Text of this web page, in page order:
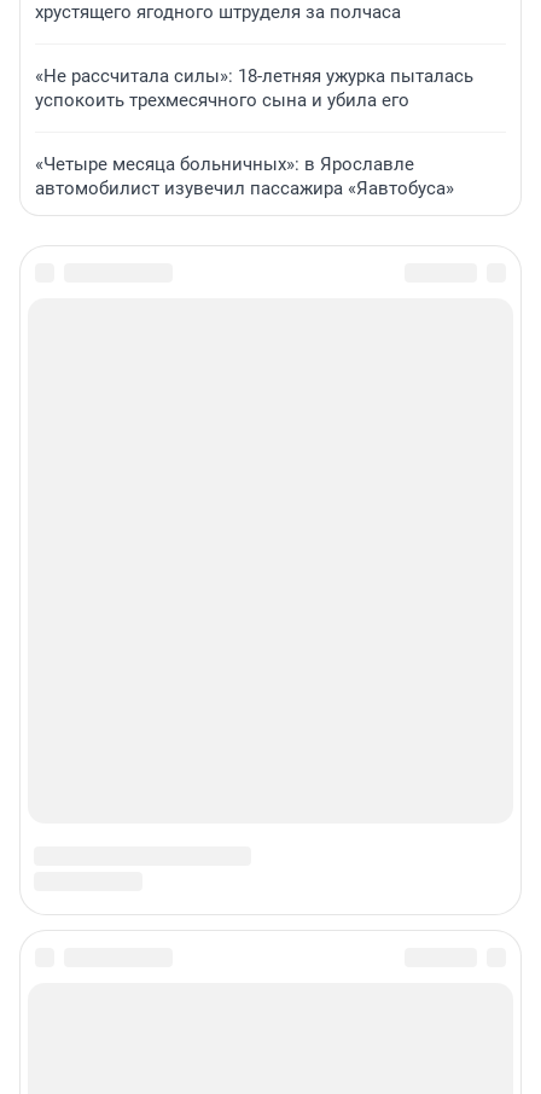
хрустящего ягодного штруделя за полчаса
«Не рассчитала силы»: 18-летняя ужурка пыталась
успокоить трехмесячного сына и убила его
«Четыре месяца больничных»: в Ярославле
автомобилист изувечил пассажира «Яавтобуса»